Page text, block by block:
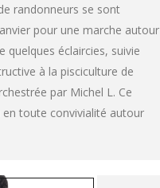
randonneurs se sont
pour une marche autour
quelques éclaircies, suivie
à la pisciculture de
par Michel L. Ce
toute convivialité autour